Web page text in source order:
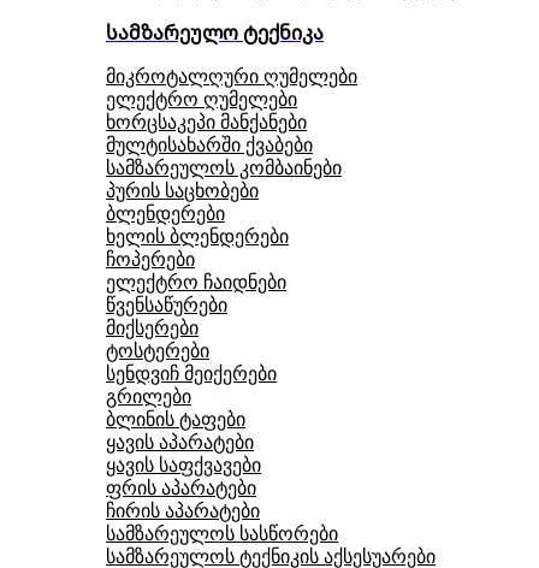
სამზარეულო ტექნიკა
მიკროტალღური ღუმელები
ელექტრო ღუმელები
ხორცსაკეპი მანქანები
მულტისახარში ქვაბები
სამზარეულოს კომბაინები
პურის საცხობები
ბლენდერები
ხელის ბლენდერები
ჩოპერები
ელექტრო ჩაიდნები
წვენსაწურები
მიქსერები
ტოსტერები
სენდვიჩ მეიქერები
გრილები
ბლინის ტაფები
ყავის აპარატები
ყავის საფქვავები
ფრის აპარატები
ჩირის აპარატები
სამზარეულოს სასწორები
სამზარეულოს ტექნიკის აქსესუარები